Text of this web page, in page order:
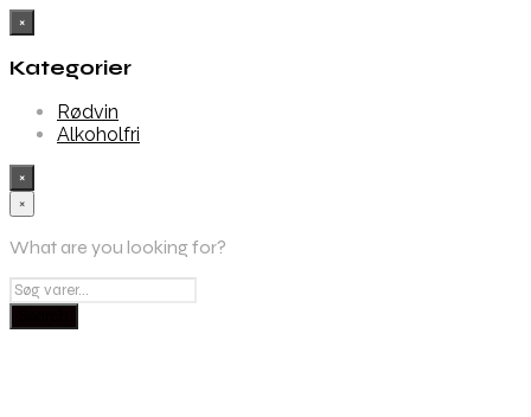
×
Kategorier
Rødvin
Alkoholfri
×
×
What are you looking for?